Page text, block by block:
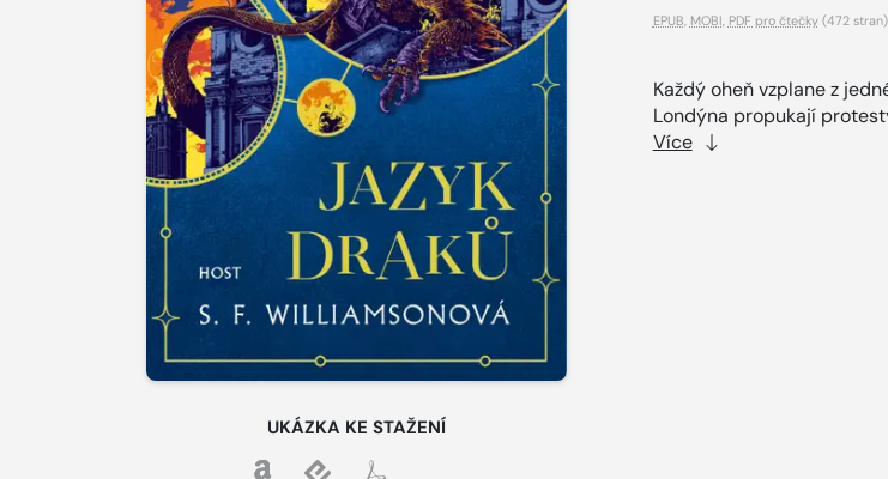
UKÁZKA KE STAŽENÍ
EPUB MOBI PDF pro čtečky(472 stran)
Každý oheň vzplane z
Londýna propukají
Více